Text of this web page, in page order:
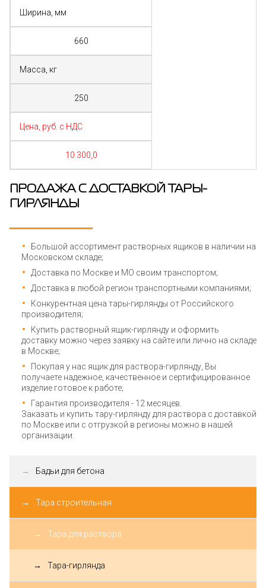
Ширина, мм
660
Масса, кг
250
Цена, руб. с НДС
10 300,0
ПРОДАЖА С ДОСТАВКОЙ ТАРЫ-
ГИРЛЯНДЫ
Большой ассортимент растворных ящиков в наличии на
Московском складе;
Доставка по Москве и МО своим транспортом;
Доставка в любой регион транспортными компаниями;
Конкурентная цена тары-гирлянды от Российского
производителя;
Купить растворный ящик-гирлянду и оформить
доставку можно через заявку на сайте или лично на складе
в Москве;
Покупая у нас ящик для раствора-гирлянду, Вы
получаете надежное, качественное и сертифицированное
изделие готовое к работе;
Гарантия производителя - 12 месяцев.
Заказать и купить тару-гирлянду для раствора с доставкой
по Москве или с отгрузкой в регионы можно в нашей
организации.
Бадьи для бетона
Тара строительная
Тара для раствора
Тара-гирлянда